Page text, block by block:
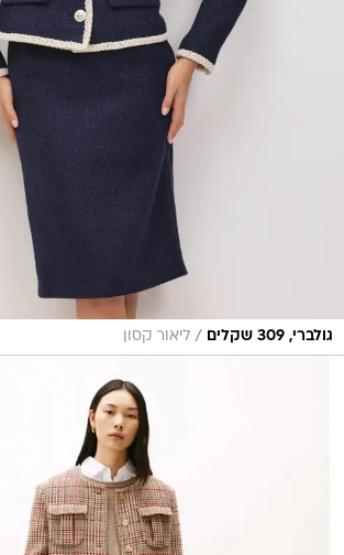
גולברי, 309 שקלים / ליאור קסון